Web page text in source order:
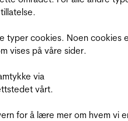
typer cookies. Noen cookies
vises på våre sider.
via
vårt.
for å lære mer om hvem vi